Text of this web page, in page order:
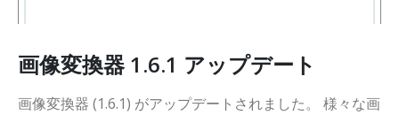
画像変換器 1.6.1 アップデート
画像変換器 (1.6.1) がアップデートされました。 様々な画